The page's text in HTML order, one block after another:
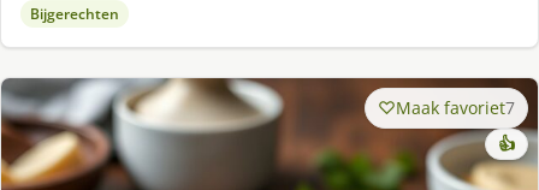
Bijgerechten
Maak favoriet7
👍